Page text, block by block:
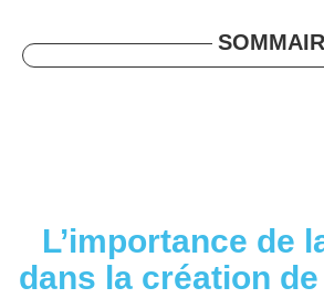
L’importance de
dans la création